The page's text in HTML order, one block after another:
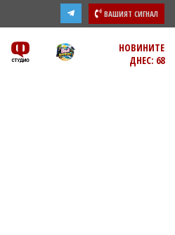
ВАШИЯТ СИГНАЛ
НОВИНИТЕ
ДНЕС: 68